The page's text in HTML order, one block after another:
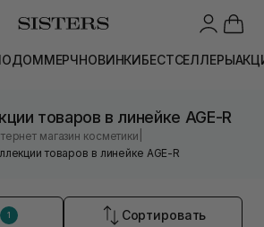
ДОММЕРЧНОВИНКИБЕСТСЕЛЛЕРЫ
товаров в линейке AGE-R
магазин косметики
товаров в линейке AGE-R
1 Сортировать